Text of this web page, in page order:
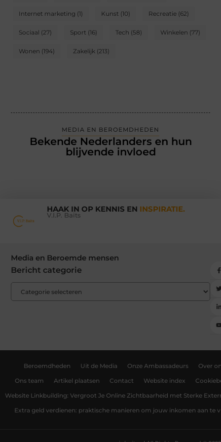
Internet marketing (1) Kunst (10) Recreatie (62)
Sociaal (27) Sport (16) Tech (58) Winkelen (77)
Wonen (194) Zakelijk (213)
MEDIA EN BEROEMDHEDEN
Bekende Nederlanders en hun
blijvende invloed
HAAK IN OP KENNIS EN INSPIRATIE.
V.I.P. Baits
Media en Beroemde mensen
Bericht categorie
Beroemdheden Uit de Media Onze Ambassadeurs Over
Ons team Artikel plaatsen Contact Website index
Website Linkbuilding: Vergroot Je Online Zichtbaarheid met Sterke
Extra geld verdienen: praktische manieren om jouw inkomen aan te